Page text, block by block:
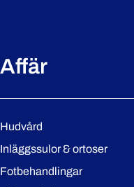
Affär
Hudvård
Inläggssulor & ortoser
Fotbehandlingar